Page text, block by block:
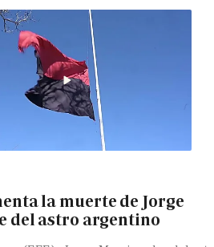
la muerte de Jorge
del astro argentino